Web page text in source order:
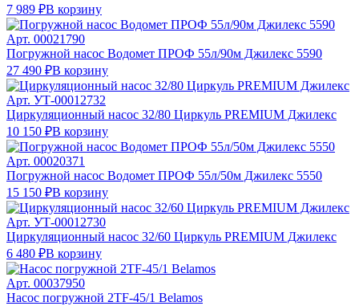
7 989 ₽В корзину
Арт. 00021790
Погружной насос Водомет ПРОФ 55л/90м Джилекс 5590
27 490 ₽В корзину
Арт. УТ-00012732
Циркуляционный насос 32/80 Циркуль PREMIUM Джилекс
10 150 ₽В корзину
Арт. 00020371
Погружной насос Водомет ПРОФ 55л/50м Джилекс 5550
15 150 ₽В корзину
Арт. УТ-00012730
Циркуляционный насос 32/60 Циркуль PREMIUM Джилекс
6 480 ₽В корзину
Арт. 00037950
Насос погружной 2TF-45/1 Belamos